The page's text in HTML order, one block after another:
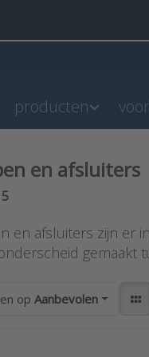
producten
en afsluiters
5
en afsluiters zijn er
gemaakt
op Aanbevolen